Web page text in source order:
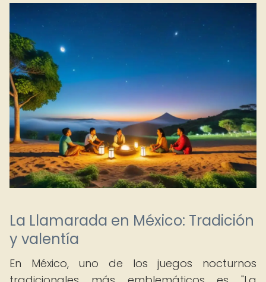
La Llamarada en México: Tradición
y valentía
En México, uno de los juegos nocturnos